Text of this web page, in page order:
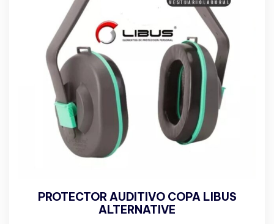
PROTECTOR AUDITIVO COPA LIBUS
ALTERNATIVE